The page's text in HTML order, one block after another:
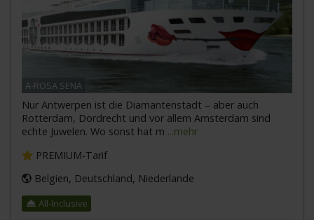
A-ROSA SENA
Nur Antwerpen ist die Diamantenstadt – aber auch
Rotterdam, Dordrecht und vor allem Amsterdam sind
echte Juwelen. Wo sonst hat m ...mehr
PREMIUM-Tarif
Belgien, Deutschland, Niederlande
All-Inclusive